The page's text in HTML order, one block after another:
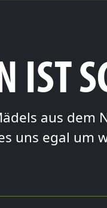
aus dem
uns egal um